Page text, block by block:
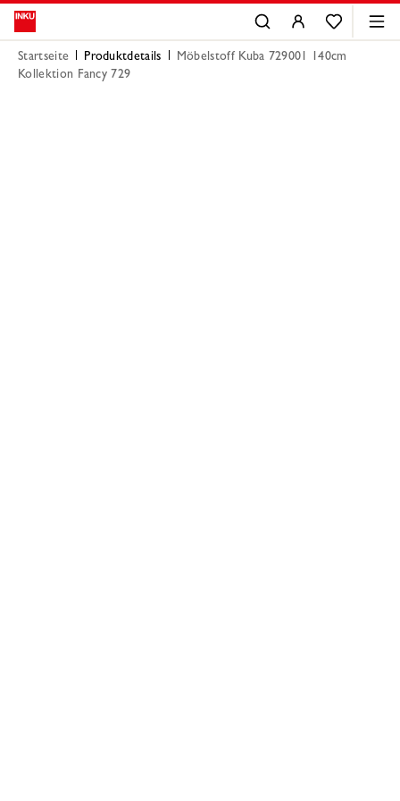
Startseite Produktdetails
Möbelstoff Kuba 729001 140cm
Kollektion Fancy 729